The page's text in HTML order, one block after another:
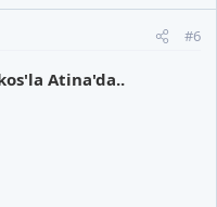
#6
Atina'da..